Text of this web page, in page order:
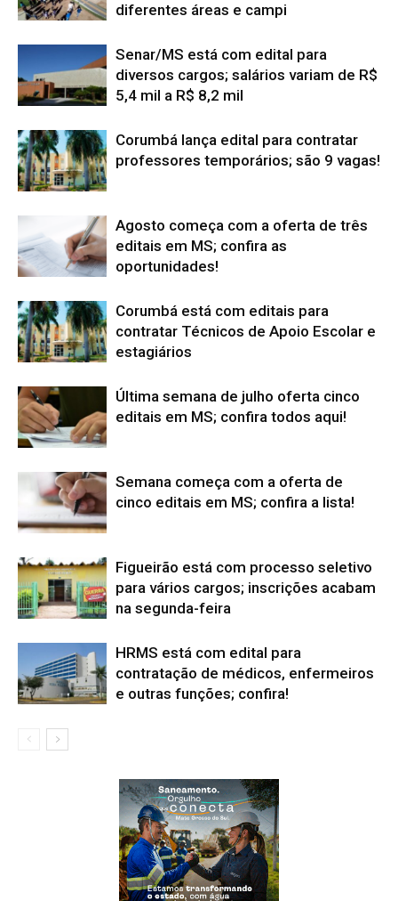
diferentes áreas e campi
Senar/MS está com edital para
diversos cargos; salários variam de R$
5,4 mil a R$ 8,2 mil
Corumbá lança edital para contratar
professores temporários; são 9 vagas!
Agosto começa com a oferta de três
editais em MS; confira as
oportunidades!
Corumbá está com editais para
contratar Técnicos de Apoio Escolar e
estagiários
Última semana de julho oferta cinco
editais em MS; confira todos aqui!
Semana começa com a oferta de
cinco editais em MS; confira a lista!
Figueirão está com processo seletivo
para vários cargos; inscrições acabam
na segunda-feira
HRMS está com edital para
contratação de médicos, enfermeiros
e outras funções; confira!